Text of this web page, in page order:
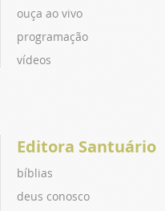
ouça ao vivo
programação
vídeos
Editora Santuário
bíblias
deus conosco